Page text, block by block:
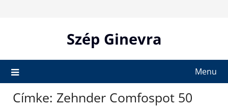
Szép Ginevra
Menu
Címke: Zehnder Comfospot 50